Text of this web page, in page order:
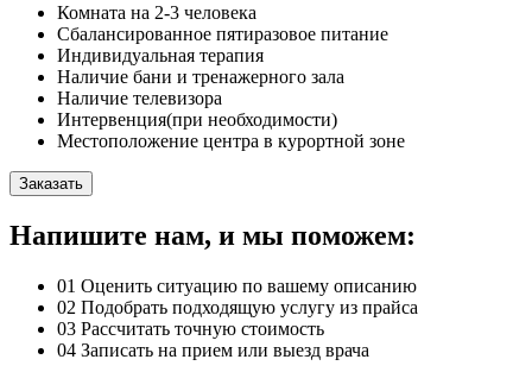
Комната на 2-3 человека
Сбалансированное пятиразовое питание
Индивидуальная терапия
Наличие бани и тренажерного зала
Наличие телевизора
Интервенция(при необходимости)
Местоположение центра в курортной зоне
Заказать
Напишите нам, и мы поможем:
01 Оценить ситуацию по вашему описанию
02 Подобрать подходящую услугу из прайса
03 Рассчитать точную стоимость
04 Записать на прием или выезд врача